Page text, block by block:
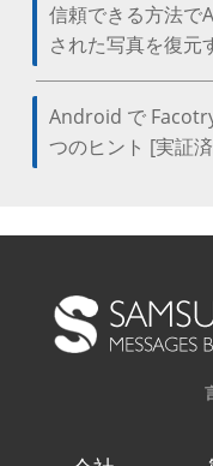
信頼できる方法で
された写真を復元
Android で
つのヒント [実証